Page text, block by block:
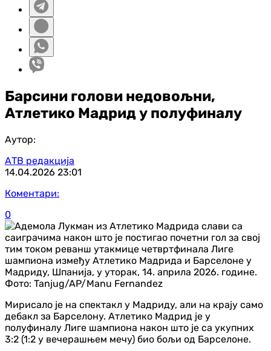
Барсини голови недовољни,
Атлетико Мадрид у полуфиналу
Аутор:
АТВ редакција
14.04.2026 23:01
Коментари:
0
Фото: Tanjug/AP/Manu Fernandez
Мирисало је на спектакл у Мадриду, али на крају само
дебакл за Барселону. Атлетико Мадрид је у
полуфиналу Лиге шампиона након што је са укупних
3:2 (1:2 у вечерашњем мечу) био бољи од Барселоне.